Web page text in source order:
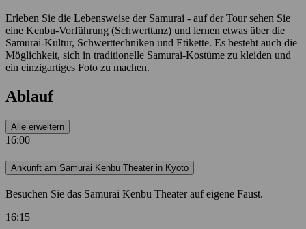
Erleben Sie die Lebensweise der Samurai - auf der Tour sehen Sie
eine Kenbu-Vorführung (Schwerttanz) und lernen etwas über die
Samurai-Kultur, Schwerttechniken und Etikette. Es besteht auch die
Möglichkeit, sich in traditionelle Samurai-Kostüme zu kleiden und
ein einzigartiges Foto zu machen.
Ablauf
Alle erweitern
16:00
Ankunft am Samurai Kenbu Theater in Kyoto
Besuchen Sie das Samurai Kenbu Theater auf eigene Faust.
16:15